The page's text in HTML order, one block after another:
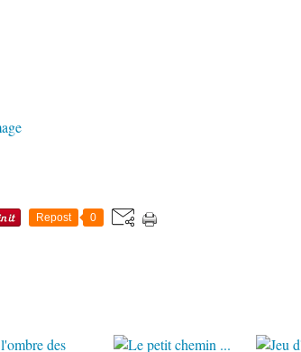
Repost 0